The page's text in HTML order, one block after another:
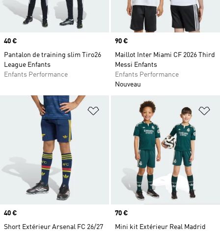
Prix
40 €
Pantalon de training slim Tiro26
League Enfants
Enfants Performance
Prix
90 €
Maillot Inter Miami CF 2026 Third
Messi Enfants
Enfants Performance
Nouveau
Ajouter à la Liste de produits
Prix
40 €
Short Extérieur Arsenal FC 26/27
Prix
70 €
Mini kit Extérieur Real Madrid